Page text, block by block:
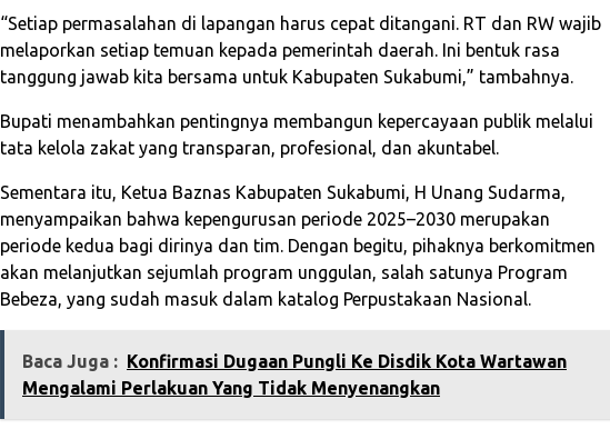
“Setiap permasalahan di lapangan harus cepat ditangani. RT dan RW wajib
melaporkan setiap temuan kepada pemerintah daerah. Ini bentuk rasa
tanggung jawab kita bersama untuk Kabupaten Sukabumi,” tambahnya.
Bupati menambahkan pentingnya membangun kepercayaan publik melalui
tata kelola zakat yang transparan, profesional, dan akuntabel.
Sementara itu, Ketua Baznas Kabupaten Sukabumi, H Unang Sudarma,
menyampaikan bahwa kepengurusan periode 2025–2030 merupakan
periode kedua bagi dirinya dan tim. Dengan begitu, pihaknya berkomitmen
akan melanjutkan sejumlah program unggulan, salah satunya Program
Bebeza, yang sudah masuk dalam katalog Perpustakaan Nasional.
Baca Juga : Konfirmasi Dugaan Pungli Ke Disdik Kota Wartawan
Mengalami Perlakuan Yang Tidak Menyenangkan